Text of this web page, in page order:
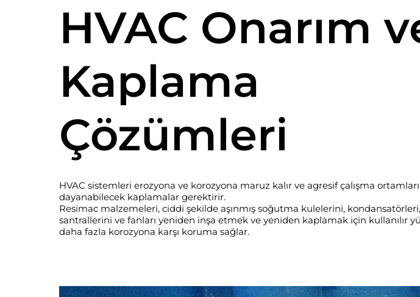
HVAC sistemleri erozyona ve korozyona maruz kalır ve agresif çalışma
dayanabilecek kaplamalar gerektirir.
Resimac malzemeleri, ciddi şekilde aşınmış soğutma kulelerini,
santrallerini ve fanları yeniden inşa etmek ve yeniden kaplamak için kullanılır
daha fazla korozyona karşı koruma sağlar.
HVAC Onarım
Kaplama
Çözümleri